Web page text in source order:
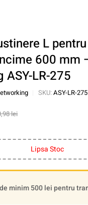
L
600 mm
ASY-LR-275
SKU: ASY-LR-275
lei
Lipsa Stoc
minim 500 lei pentru